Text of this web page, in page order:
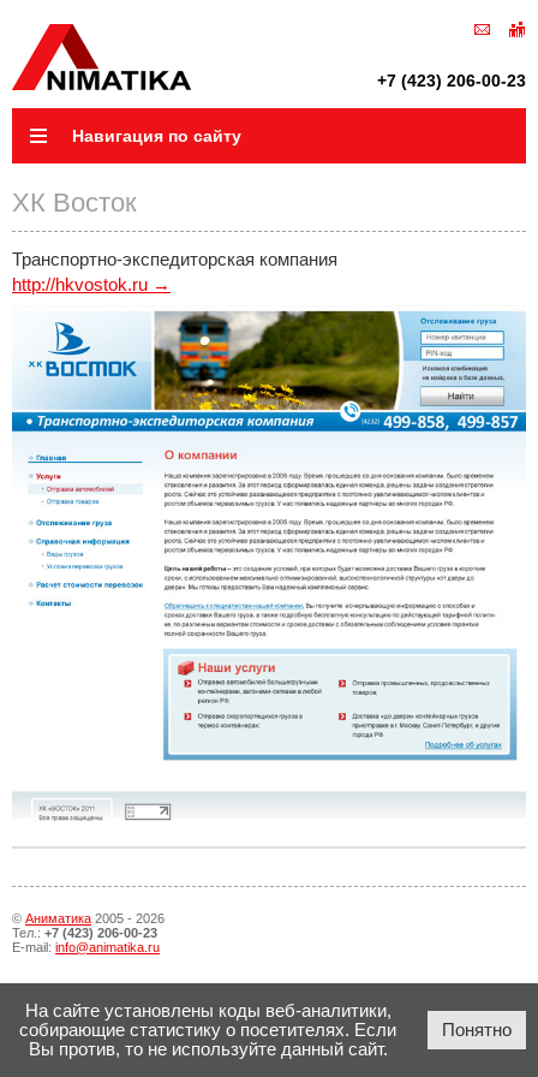
+7 (423) 206-00-23
Навигация по сайту
ХК Восток
Транспортно-экспедиторская компания
http://hkvostok.ru →
© Аниматика 2005 - 2026
Тел.: +7 (423) 206-00-23
E-mail: info@animatika.ru
На сайте установлены коды веб-аналитики,
собирающие статистику о посетителях. Если
Вы против, то не используйте данный сайт.
Понятно